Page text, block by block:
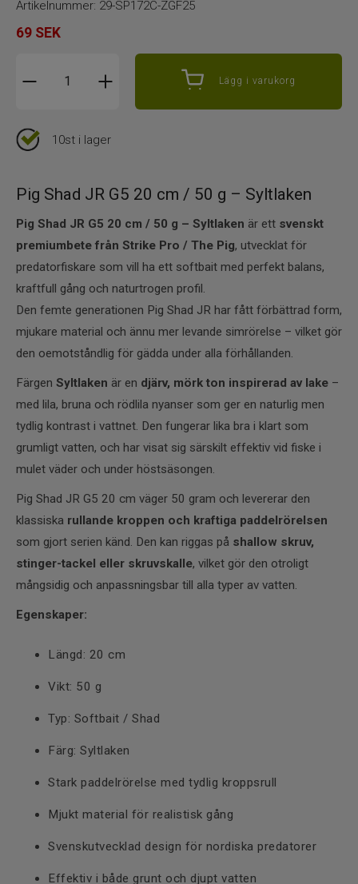
Artikelnummer: 29-SP172C-ZGF25
69 SEK
Lägg i varukorg
10st i lager
Pig Shad JR G5 20 cm / 50 g – Syltlaken
Pig Shad JR G5 20 cm / 50 g – Syltlaken är ett svenskt
premiumbete från Strike Pro / The Pig, utvecklat för
predatorfiskare som vill ha ett softbait med perfekt balans,
kraftfull gång och naturtrogen profil.
Den femte generationen Pig Shad JR har fått förbättrad form,
mjukare material och ännu mer levande simrörelse – vilket gör
den oemotståndlig för gädda under alla förhållanden.
Färgen Syltlaken är en djärv, mörk ton inspirerad av lake –
med lila, bruna och rödlila nyanser som ger en naturlig men
tydlig kontrast i vattnet. Den fungerar lika bra i klart som
grumligt vatten, och har visat sig särskilt effektiv vid fiske i
mulet väder och under höstsäsongen.
Pig Shad JR G5 20 cm väger 50 gram och levererar den
klassiska rullande kroppen och kraftiga paddelrörelsen
som gjort serien känd. Den kan riggas på shallow skruv,
stinger-tackel eller skruvskalle, vilket gör den otroligt
mångsidig och anpassningsbar till alla typer av vatten.
Egenskaper:
Längd: 20 cm
Vikt: 50 g
Typ: Softbait / Shad
Färg: Syltlaken
Stark paddelrörelse med tydlig kroppsrull
Mjukt material för realistisk gång
Svenskutvecklad design för nordiska predatorer
Effektiv i både grunt och djupt vatten